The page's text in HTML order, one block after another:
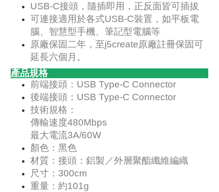
USB-C接頭，隨插即用，正反面皆可插拔
可連接適用於各式USB-C裝置，如平板電
腦、智慧型手機、筆記型電腦等
原廠保固二年，至j5create原廠註冊保固可
延長六個月。
產品規格
前端接頭：USB Type-C Connector
後端接頭：USB Type-C Connector
技術規格：
傳輸速度480Mbps
最大電流3A/60W
顏色：黑色
材質：接頭：鋁製／外層聚酯纖維編織
尺寸：300cm
重量：約101g